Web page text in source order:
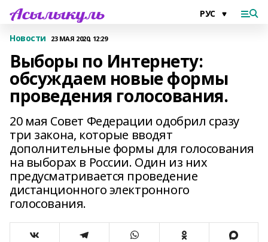
Новости 23 МАЯ 2020, 12:29
Выборы по Интернету:
обсуждаем новые формы
проведения голосования.
20 мая Совет Федерации одобрил сразу
три закона, которые вводят
дополнительные формы для голосования
на выборах в России. Один из них
предусматривается проведение
дистанционного электронного
голосования.